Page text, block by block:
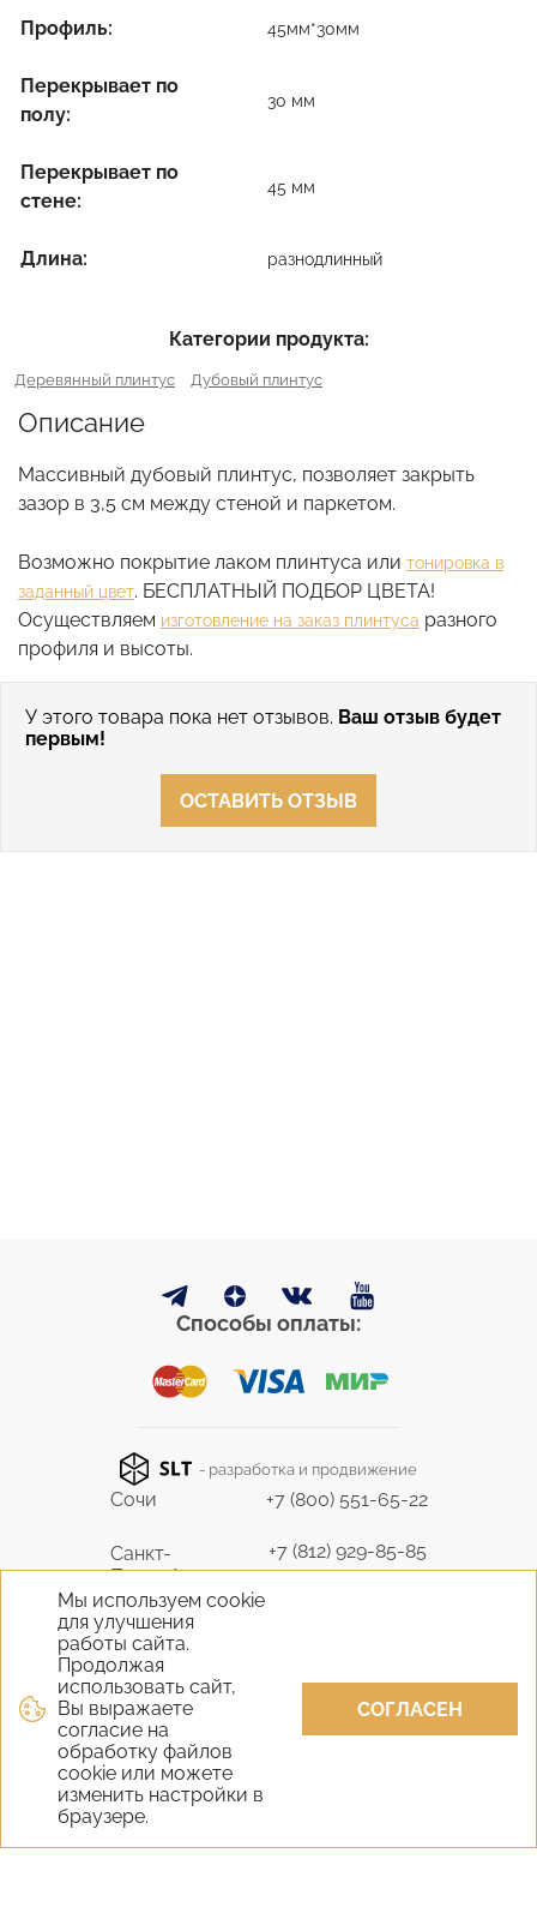
Мы используем cookie
для улучшения
работы сайта.
Продолжая
использовать сайт,
Вы выражаете
согласие на
обработку файлов
cookie или можете
изменить настройки в
браузере.
СОГЛАСЕН
Профиль: 45мм*30мм
Перекрывает по
полу:
30 мм
Перекрывает по
стене:
45 мм
Длина: разнодлинный
Категории продукта:
Деревянный плинтус Дубовый плинтус
Описание
Массивный дубовый плинтус, позволяет закрыть
зазор в 3,5 см между стеной и паркетом.
Возможно покрытие лаком плинтуса или тонировка в
заданный цвет. БЕСПЛАТНЫЙ ПОДБОР ЦВЕТА!
Осуществляем изготовление на заказ плинтуса разного
профиля и высоты.
У этого товара пока нет отзывов. Ваш отзыв будет
первым!
ОСТАВИТЬ ОТЗЫВ
Способы оплаты:
- разработка и продвижение
Сочи +7 (800) 551-65-22
Санкт-
Петербург
+7 (812) 929-85-85
9298585@bk.ru
Москва
Крым
+7 (978) 824-31-10
vernisage-c@mail.ru
Екатеринбург